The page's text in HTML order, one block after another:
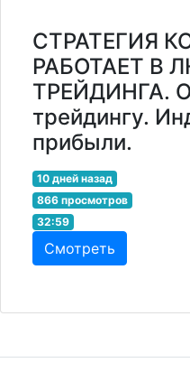
СТРАТЕГИЯ
РАБОТАЕТ В
ТРЕЙДИНГА.
трейдингу.
прибыли.
10 дней назад
866 просмотров
32:59
Смотреть